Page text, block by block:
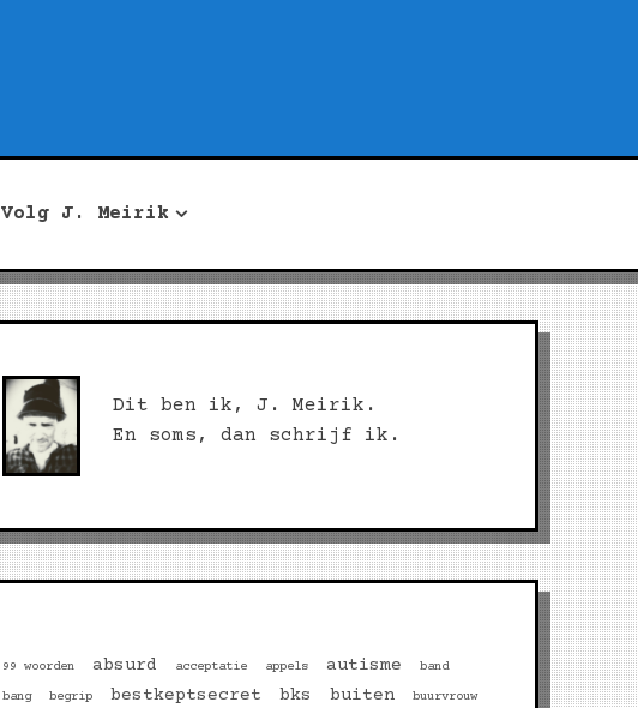
Volg J. Meirik
Dit ben ik, J. Meirik.
En soms, dan schrijf ik.
99 woorden absurd acceptatie appels autisme band
bang begrip bestkeptsecret bks buiten buurvrouw